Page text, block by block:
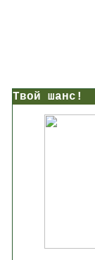
Твой шанс!